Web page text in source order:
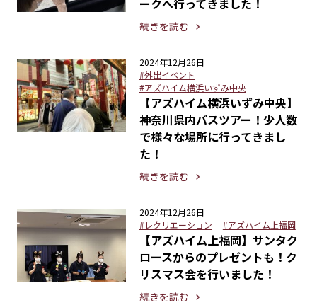
ークへ行ってきました！
続きを読む
2024年12月26日
#外出イベント
#アズハイム横浜いずみ中央
【アズハイム横浜いずみ中央】
神奈川県内バスツアー！少人数
で様々な場所に行ってきまし
た！
続きを読む
2024年12月26日
#レクリエーション
#アズハイム上福岡
【アズハイム上福岡】サンタク
ロースからのプレゼントも！ク
リスマス会を行いました！
続きを読む